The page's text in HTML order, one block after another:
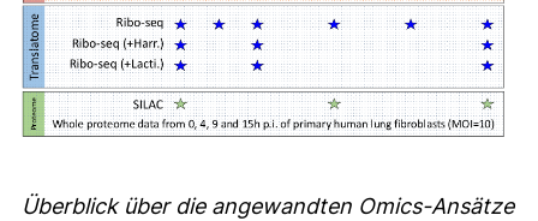
Überblick über die angewandten Omics-Ansätze